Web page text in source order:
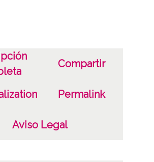
Compartir
Permalink
Aviso Legal